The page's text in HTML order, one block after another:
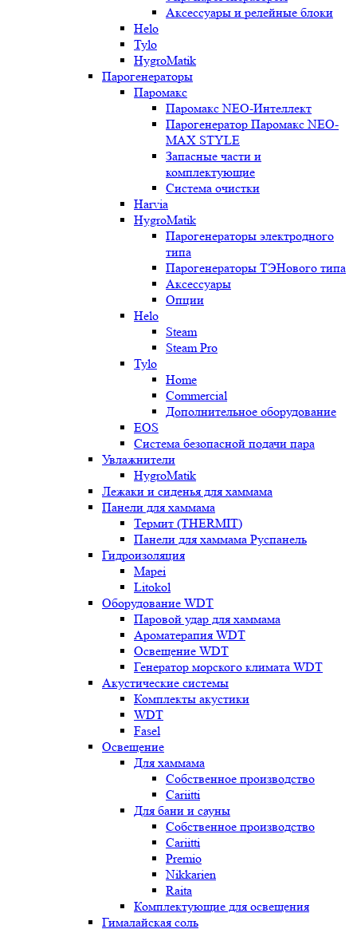
Аксессуары и релейные блоки
Helo
Tylo
HygroMatik
Парогенераторы
Паромакс
Паромакс NEO-Интеллект
Парогенератор Паромакс NEO-
MAX STYLE
Запасные части и
комплектующие
Система очистки
Harvia
HygroMatik
Парогенераторы электродного
типа
Парогенераторы ТЭНового типа
Аксессуары
Опции
Helo
Steam
Steam Pro
Tylo
Home
Commercial
Дополнительное оборудование
EOS
Система безопасной подачи пара
Увлажнители
HygroMatik
Лежаки и сиденья для хаммама
Панели для хаммама
Термит (THERMIT)
Панели для хаммама Руспанель
Гидроизоляция
Mapei
Litokol
Оборудование WDT
Паровой удар для хаммама
Ароматерапия WDT
Освещение WDT
Генератор морского климата WDT
Акустические системы
Комплекты акустики
WDT
Fasel
Освещение
Для хаммама
Собственное производство
Cariitti
Для бани и сауны
Собственное производство
Cariitti
Premio
Nikkarien
Raita
Комплектующие для освещения
Гималайская соль